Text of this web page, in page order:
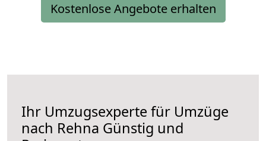
Kostenlose Angebote erhalten
Ihr Umzugsexperte für Umzüge
nach Rehna Günstig und